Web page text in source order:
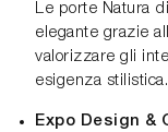
Le porte Natura
elegante grazie
valorizzare gli
esigenza stilistica.
Expo Design